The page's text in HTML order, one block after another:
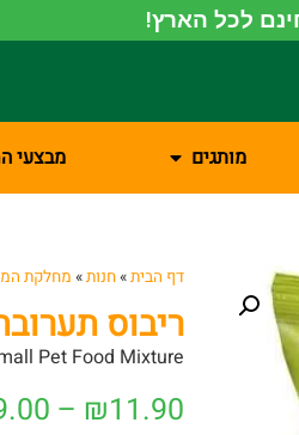
לכל הארץ!
מותגים מבצעי
דף הבית»חנות» מחלקת
ריבוס
Pet Food Mixture
₪11.90
–